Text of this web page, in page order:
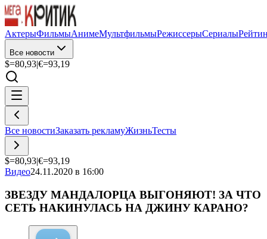
АктерыФильмыАнимеМультфильмыРежиссерыСериалы
Все новости
$=80,93|€=93,19
Все новостиЗаказать рекламуЖизньТесты
$=80,93|€=93,19
Видео24.11.2020 в 16:00
ЗВЕЗДУ МАНДАЛОРЦА ВЫГОНЯЮТ! ЗА ЧТО
СЕТЬ НАКИНУЛАСЬ НА ДЖИНУ КАРАНО?